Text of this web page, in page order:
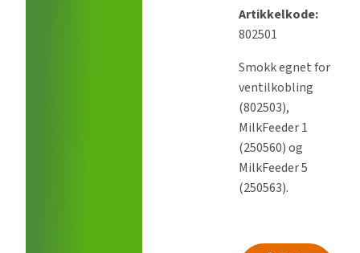
Artikkelkode:
802501
Smokk egnet for
ventilkobling
(802503),
MilkFeeder 1
(250560) og
MilkFeeder 5
(250563).